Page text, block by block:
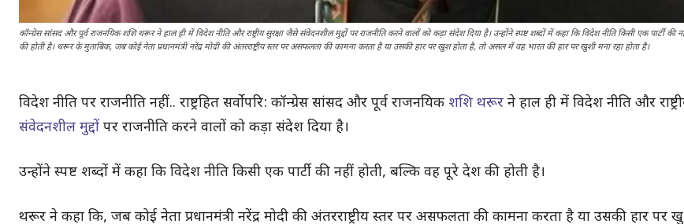
कॉन्ग्रेस सांसद और पूर्व राजनयिक शशि थरूर ने हाल ही में विदेश नीति और राष्ट्रीय सुरक्षा जैसे संवेदनशील मुद्दों पर राजनीति करने वालों को कड़ा संदेश दिया है। उन्होंने स्पष्ट शब्दों में कहा कि विदेश नीति किसी एक पार्टी की
की होती है। थरूर के मुताबिक, जब कोई नेता प्रधानमंत्री नरेंद्र मोदी की अंतरराष्ट्रीय स्तर पर असफलता की कामना करता है या उसकी हार पर खुश होता है, तो असल में वह भारत की हार पर खुशी मना रहा होता है।
विदेश नीति पर राजनीति नहीं.. राष्ट्रहित सर्वोपरि: कॉन्ग्रेस सांसद और पूर्व राजनयिक शशि थरूर ने हाल ही में विदेश नीति और
संवेदनशील मुद्दों पर राजनीति करने वालों को कड़ा संदेश दिया है।
उन्होंने स्पष्ट शब्दों में कहा कि विदेश नीति किसी एक पार्टी की नहीं होती, बल्कि वह पूरे देश की होती है।
थरूर ने कहा कि, जब कोई नेता प्रधानमंत्री नरेंद्र मोदी की अंतरराष्ट्रीय स्तर पर असफलता की कामना करता है या उसकी हार पर